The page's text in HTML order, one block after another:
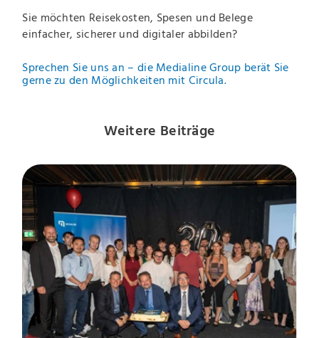
Sie möchten Reisekosten, Spesen und Belege
einfacher, sicherer und digitaler abbilden?
Sprechen Sie uns an – die Medialine Group berät Sie
gerne zu den Möglichkeiten mit Circula.
Weitere Beiträge